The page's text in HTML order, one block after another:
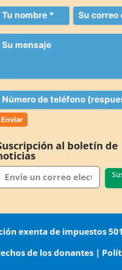
Su
correo
electrónico
mensaje
al boletín de
exenta de impuestos
de los donantes |